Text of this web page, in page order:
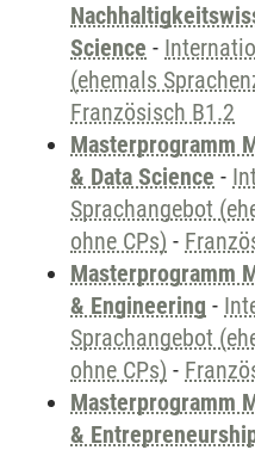
Science -
(ehemals
Französisch B1.2
Masterprogramm
& Data Science -
Sprachangebot
ohne CPs) -
Masterprogramm
& Engineering -
Sprachangebot
ohne CPs) -
Masterprogramm
&